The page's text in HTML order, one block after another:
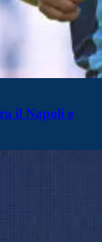
il Napoli e